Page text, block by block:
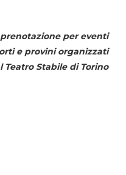
per eventi
e provini organizzati
Teatro Stabile di Torino